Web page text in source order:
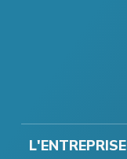
L'ENTREPRISE